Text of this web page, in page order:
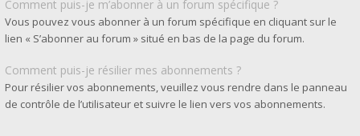
Comment puis-je m’abonner à un forum spécifique ?
Vous pouvez vous abonner à un forum spécifique en cliquant sur le
lien « S’abonner au forum » situé en bas de la page du forum.
Comment puis-je résilier mes abonnements ?
Pour résilier vos abonnements, veuillez vous rendre dans le panneau
de contrôle de l’utilisateur et suivre le lien vers vos abonnements.